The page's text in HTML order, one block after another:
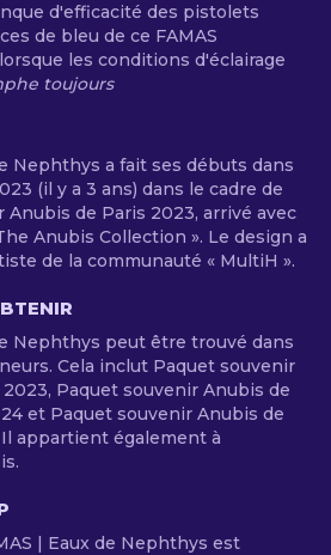
d'efficacité des pistolets
de bleu de ce FAMAS
les conditions d'éclairage
toujours
Nephthys a fait ses débuts dans
(il y a 3 ans) dans le cadre de
Anubis de Paris 2023, arrivé avec
Anubis Collection ». Le design a
de la communauté « MultiH ».
Nephthys peut être trouvé dans
Cela inclut Paquet souvenir
Paquet souvenir Anubis de
et Paquet souvenir Anubis de
appartient également à
| Eaux de Nephthys est